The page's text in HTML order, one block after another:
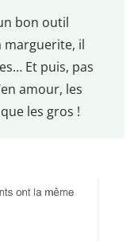
bon outil
marguerite, il
Et puis, pas
amour, les
les gros !